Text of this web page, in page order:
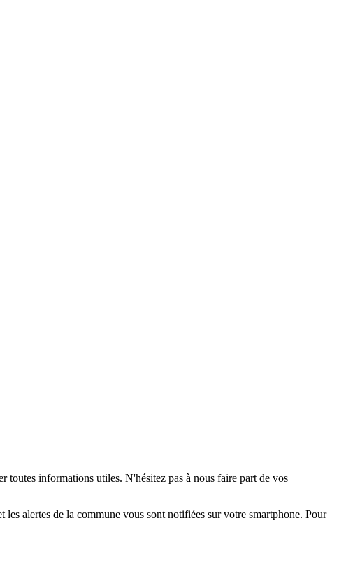
toutes informations utiles. N'hésitez pas à nous faire part de vos
alertes de la commune vous sont notifiées sur votre smartphone. Pour